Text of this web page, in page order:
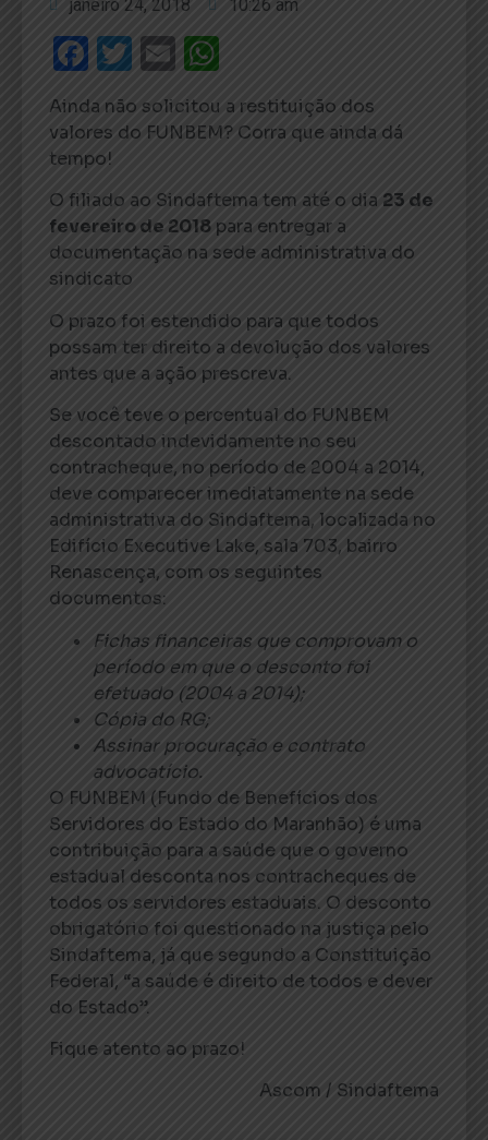
janeiro 24, 2018 10:26 am
Facebook
Twitter
Email
Ainda não solicitou a restituição dos
valores do FUNBEM? Corra que ainda dá
tempo!
O filiado ao Sindaftema tem até o dia 23 de
fevereiro de 2018 para entregar a
documentação na sede administrativa do
sindicato
O prazo foi estendido para que todos
possam ter direito a devolução dos valores
antes que a ação prescreva.
Se você teve o percentual do FUNBEM
descontado indevidamente no seu
contracheque, no período de 2004 a 2014,
deve comparecer imediatamente na sede
administrativa do Sindaftema, localizada no
Edifício Executive Lake, sala 703, bairro
Renascença, com os seguintes
documentos:
Fichas financeiras que comprovam o
período em que o desconto foi
efetuado (2004 a 2014);
Cópia do RG;
Assinar procuração e contrato
advocatício.
O FUNBEM (Fundo de Benefícios dos
Servidores do Estado do Maranhão) é uma
contribuição para a saúde que o governo
estadual desconta nos contracheques de
todos os servidores estaduais. O desconto
obrigatório foi questionado na justiça pelo
Sindaftema, já que segundo a Constituição
Federal, “a saúde é direito de todos e dever
do Estado”.
Fique atento ao prazo!
Ascom / Sindaftema